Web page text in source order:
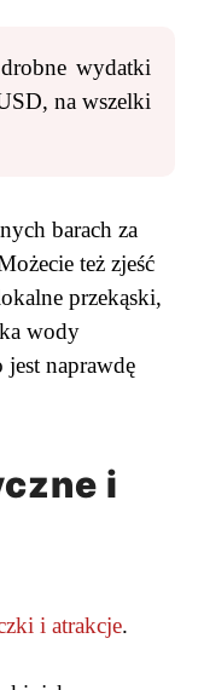
wydatki
na wszelki
barach za
też zjeść
przekąski,
wody
naprawdę
i
i atrakcje.